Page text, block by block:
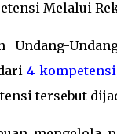
Melalui
Undang-
4 kompetensi
tersebut